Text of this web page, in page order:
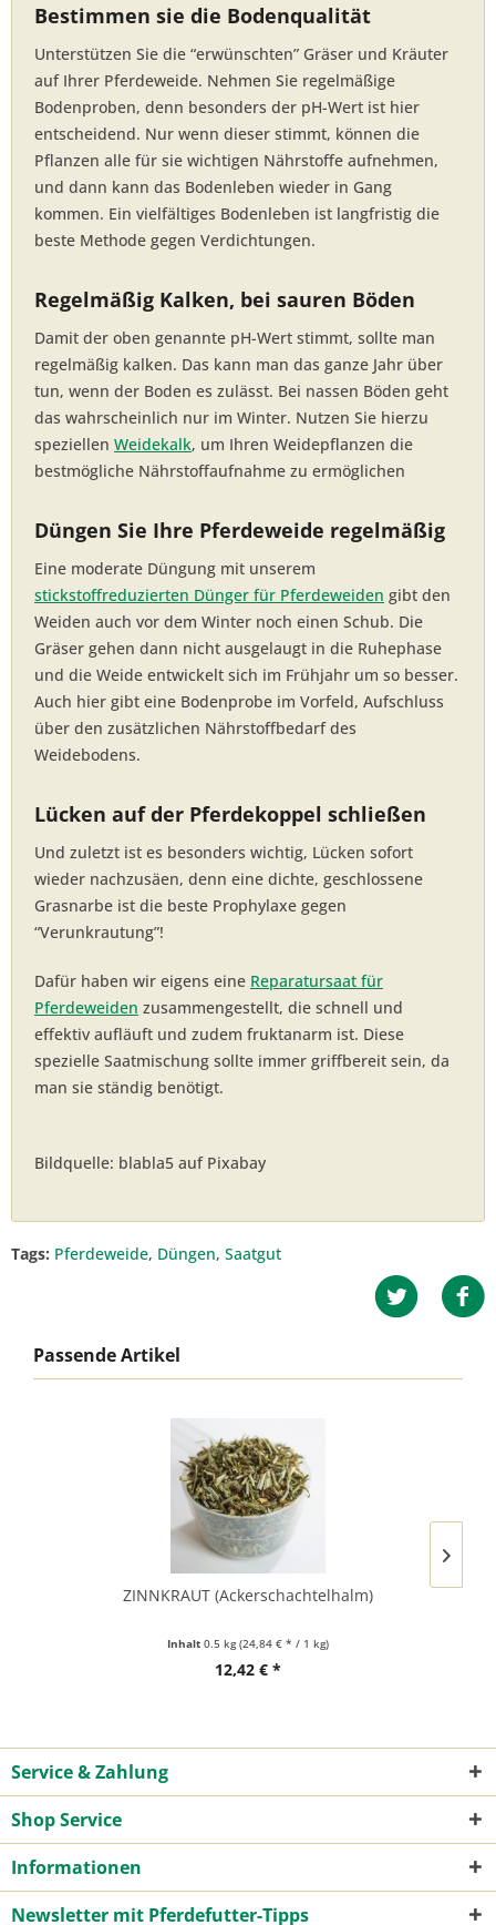
Bestimmen sie die Bodenqualität
Unterstützen Sie die “erwünschten” Gräser und Kräuter
auf Ihrer Pferdeweide. Nehmen Sie regelmäßige
Bodenproben, denn besonders der pH-Wert ist hier
entscheidend. Nur wenn dieser stimmt, können die
Pflanzen alle für sie wichtigen Nährstoffe aufnehmen,
und dann kann das Bodenleben wieder in Gang
kommen. Ein vielfältiges Bodenleben ist langfristig die
beste Methode gegen Verdichtungen.
Regelmäßig Kalken, bei sauren Böden
Damit der oben genannte pH-Wert stimmt, sollte man
regelmäßig kalken. Das kann man das ganze Jahr über
tun, wenn der Boden es zulässt. Bei nassen Böden geht
das wahrscheinlich nur im Winter. Nutzen Sie hierzu
speziellen Weidekalk, um Ihren Weidepflanzen die
bestmögliche Nährstoffaufnahme zu ermöglichen
Düngen Sie Ihre Pferdeweide regelmäßig
Eine moderate Düngung mit unserem
stickstoffreduzierten Dünger für Pferdeweiden gibt den
Weiden auch vor dem Winter noch einen Schub. Die
Gräser gehen dann nicht ausgelaugt in die Ruhephase
und die Weide entwickelt sich im Frühjahr um so besser.
Auch hier gibt eine Bodenprobe im Vorfeld, Aufschluss
über den zusätzlichen Nährstoffbedarf des
Weidebodens.
Lücken auf der Pferdekoppel schließen
Und zuletzt ist es besonders wichtig, Lücken sofort
wieder nachzusäen, denn eine dichte, geschlossene
Grasnarbe ist die beste Prophylaxe gegen
“Verunkrautung”!
Dafür haben wir eigens eine Reparatursaat für
Pferdeweiden zusammengestellt, die schnell und
effektiv aufläuft und zudem fruktanarm ist. Diese
spezielle Saatmischung sollte immer griffbereit sein, da
man sie ständig benötigt.
Bildquelle: blabla5 auf Pixabay
Tags: Pferdeweide, Düngen, Saatgut
Passende Artikel
ZINNKRAUT (Ackerschachtelhalm)
Inhalt 0.5 kg(24,84 € * / 1 kg)
Weitere Größen erhältlich!
12,42 € *
Service & Zahlung
Shop Service
Informationen
Newsletter mit Pferdefutter-Tipps